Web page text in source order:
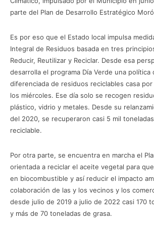
parte del Plan de Desarrollo Estratégico
Es por eso que el Estado local impulsa
Integral de Residuos basada en tres
Reducir, Reutilizar y Reciclar. Desde esa
desarrolla el programa Día Verde una política
diferenciada de residuos reciclables casa
los miércoles. Ese día solo se recogen
plástico, vidrio y metales. Desde su
del 2020, se recuperaron casi 5 mil
reciclable.
Por otra parte, se encuentra en marcha el
orientada a reciclar el aceite vegetal para
en biocombustible y así reducir el impacto
colaboración de las y los vecinos y los
desde julio de 2019 a julio de 2022 casi 170
y más de 70 toneladas de grasa.